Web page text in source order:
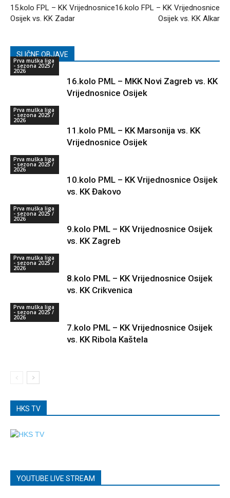
15.kolo FPL – KK Vrijednosnice
Osijek vs. KK Zadar
16.kolo FPL – KK Vrijednosnice
Osijek vs. KK Alkar
SLIČNE OBJAVE
Prva muška liga
- sezona 2025 /
2026
16.kolo PML – MKK Novi Zagreb vs. KK
Vrijednosnice Osijek
Prva muška liga
- sezona 2025 /
2026
11.kolo PML – KK Marsonija vs. KK
Vrijednosnice Osijek
Prva muška liga
- sezona 2025 /
2026
10.kolo PML – KK Vrijednosnice Osijek
vs. KK Đakovo
Prva muška liga
- sezona 2025 /
2026
9.kolo PML – KK Vrijednosnice Osijek
vs. KK Zagreb
Prva muška liga
- sezona 2025 /
2026
8.kolo PML – KK Vrijednosnice Osijek
vs. KK Crikvenica
Prva muška liga
- sezona 2025 /
2026
7.kolo PML – KK Vrijednosnice Osijek
vs. KK Ribola Kaštela
HKS TV
YOUTUBE LIVE STREAM